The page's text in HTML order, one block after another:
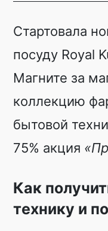
Стартовала
посуду Royal
Магните за
коллекцию
бытовой
75% акция
Как
технику и